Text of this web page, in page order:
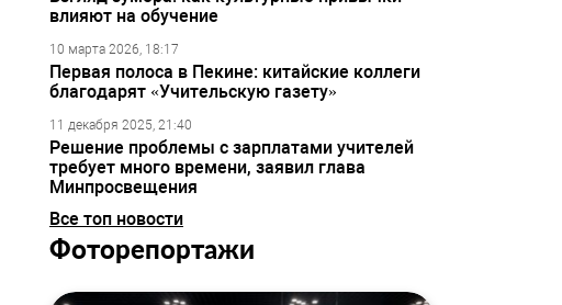
влияют на обучение
10 марта 2026, 18:17
Первая полоса в Пекине: китайские коллеги
благодарят «Учительскую газету»
11 декабря 2025, 21:40
Решение проблемы с зарплатами учителей
требует много времени, заявил глава
Минпросвещения
Все топ новости
Фоторепортажи